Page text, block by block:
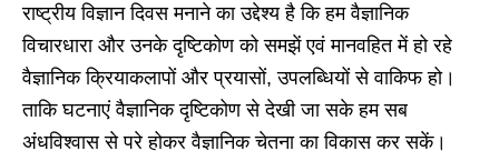
राष्ट्रीय विज्ञान दिवस मनाने का उद्देश्य है कि हम वैज्ञानिक
विचारधारा और उनके दृष्टिकोण को समझें एवं मानवहित में हो रहे
वैज्ञानिक क्रियाकलापों और प्रयासों, उपलब्धियों से वाकिफ हो।
ताकि घटनाएं वैज्ञानिक दृष्टिकोण से देखी जा सके हम सब
अंधविश्वास से परे होकर वैज्ञानिक चेतना का विकास कर सकें।